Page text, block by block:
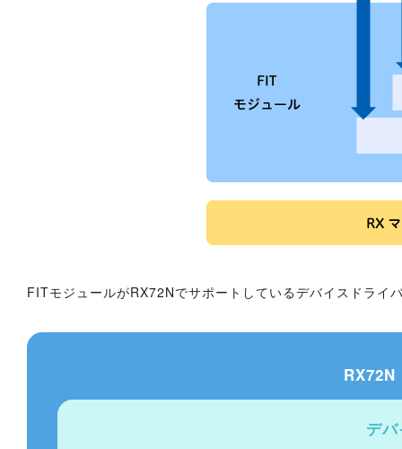
FITモジュールがRX72Nでサポートしているデバイスドライ
デ